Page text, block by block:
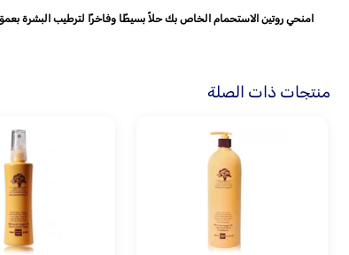
امنحي روتين الاستحمام الخاص بك حلاً بسيطًا وفاخرًا لترطيب البشرة
منتجات ذات الصلة